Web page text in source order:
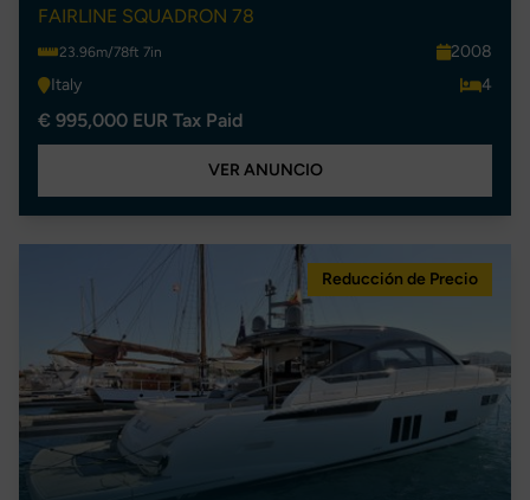
FAIRLINE SQUADRON 78
23.96m/78ft 7in
2008
Italy
4
€ 995,000 EUR Tax Paid
VER ANUNCIO
Reducción de Precio